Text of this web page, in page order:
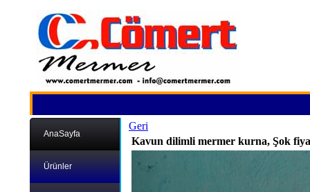
AnaSayfa
Ürünler
Geri
Kavun dilimli mermer kurna, Şok